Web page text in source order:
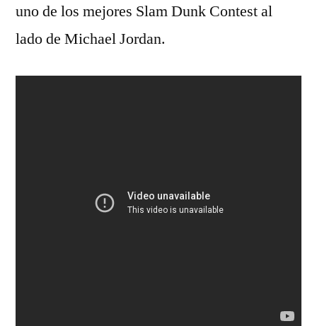
uno de los mejores Slam Dunk Contest al
lado de Michael Jordan.